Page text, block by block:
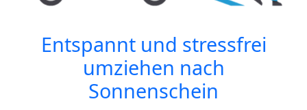
Entspannt und stressfrei
umziehen nach
Sonnenschein